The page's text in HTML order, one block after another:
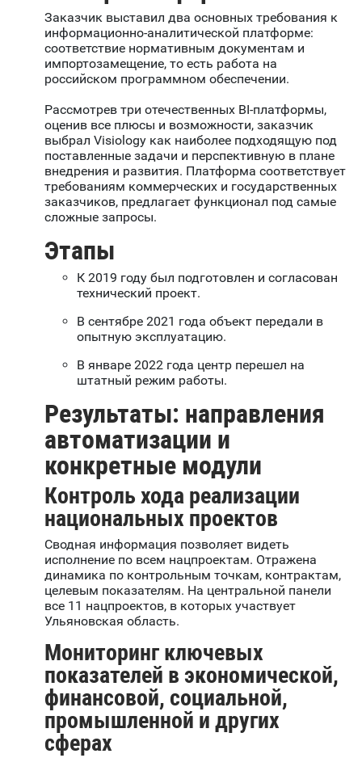
Заказчик выставил два основных требования к
информационно-аналитической платформе:
соответствие нормативным документам и
импортозамещение, то есть работа на
российском программном обеспечении.
Рассмотрев три отечественных BI-платформы,
оценив все плюсы и возможности, заказчик
выбрал Visiology как наиболее подходящую под
поставленные задачи и перспективную в плане
внедрения и развития. Платформа соответствует
требованиям коммерческих и государственных
заказчиков, предлагает функционал под самые
сложные запросы.
Этапы
К 2019 году был подготовлен и согласован
технический проект.
В сентябре 2021 года объект передали в
опытную эксплуатацию.
В январе 2022 года центр перешел на
штатный режим работы.
Результаты: направления
автоматизации и
конкретные модули
Контроль хода реализации
национальных проектов
Сводная информация позволяет видеть
исполнение по всем нацпроектам. Отражена
динамика по контрольным точкам, контрактам,
целевым показателям. На центральной панели
все 11 нацпроектов, в которых участвует
Ульяновская область.
Мониторинг ключевых
показателей в экономической,
финансовой, социальной,
промышленной и других
сферах